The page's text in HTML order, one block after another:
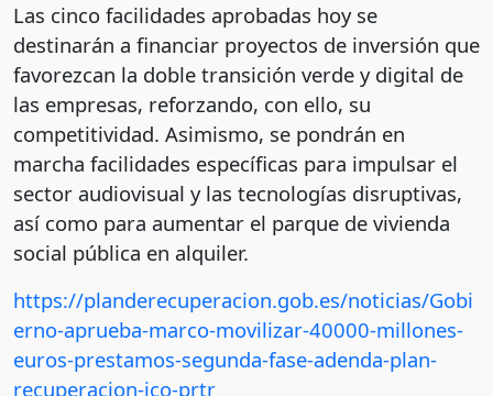
Las cinco facilidades aprobadas hoy se
destinarán a financiar proyectos de inversión que
favorezcan la doble transición verde y digital de
las empresas, reforzando, con ello, su
competitividad. Asimismo, se pondrán en
marcha facilidades específicas para impulsar el
sector audiovisual y las tecnologías disruptivas,
así como para aumentar el parque de vivienda
social pública en alquiler.
https://planderecuperacion.gob.es/noticias/Gobi
erno-aprueba-marco-movilizar-40000-millones-
euros-prestamos-segunda-fase-adenda-plan-
recuperacion-ico-prtr